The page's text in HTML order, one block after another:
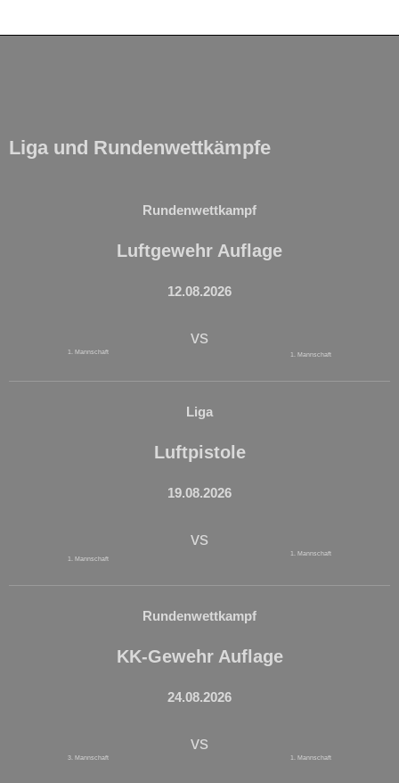
Liga und Rundenwettkämpfe
Rundenwettkampf
Luftgewehr Auflage
12.08.2026
1. Mannschaft
vs
1. Mannschaft
Liga
Luftpistole
19.08.2026
1. Mannschaft
vs
1. Mannschaft
Rundenwettkampf
KK-Gewehr Auflage
24.08.2026
3. Mannschaft
vs
1. Mannschaft